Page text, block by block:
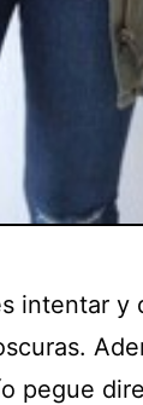
intentar y
pegue